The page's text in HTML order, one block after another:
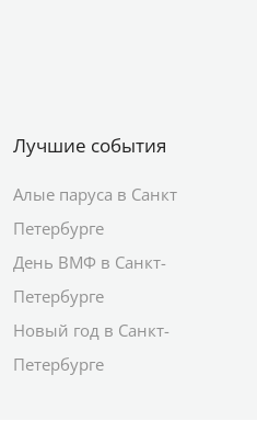
Лучшие события
Алые паруса в Санкт
Петербурге
День ВМФ в Санкт-
Петербурге
Новый год в Санкт-
Петербурге